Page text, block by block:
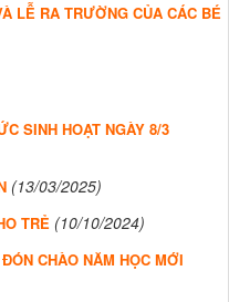
LỄ RA TRƯỜNG CỦA CÁC BÉ
SINH HOẠT NGÀY 8/3
(13/03/2025)
TRẺ (10/10/2024)
CHÀO NĂM HỌC MỚI